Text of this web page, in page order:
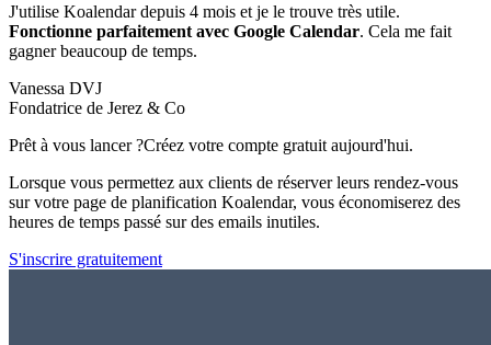
J'utilise Koalendar depuis 4 mois et je le trouve très utile.
Fonctionne parfaitement avec Google Calendar. Cela me fait
gagner beaucoup de temps.
Vanessa DVJ
Fondatrice de Jerez & Co
Prêt à vous lancer ?Créez votre compte gratuit aujourd'hui.
Lorsque vous permettez aux clients de réserver leurs rendez-vous
sur votre page de planification Koalendar, vous économiserez des
heures de temps passé sur des emails inutiles.
S'inscrire gratuitement